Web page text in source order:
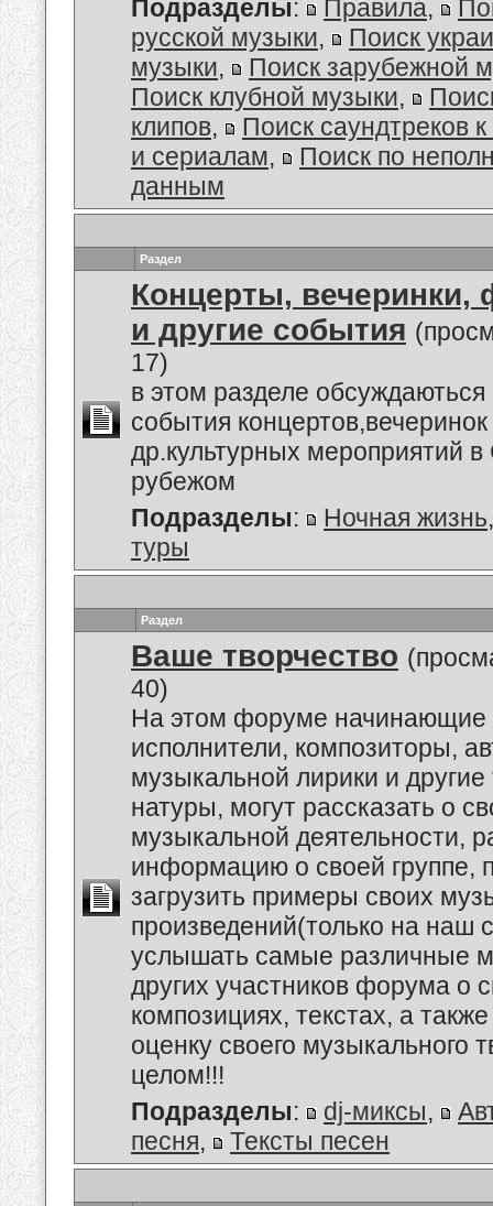
Подразделы: Правила,
русской музыки,
Поиск
музыки,
Поиск зарубежной
Поиск клубной музыки,
клипов,
Поиск саундтреков
и сериалам,
Поиск по
данным
Раздел
Концерты, вечеринки,
и другие события
17)
в этом разделе
события
др.культурных мероприятий
рубежом
Подразделы: Ночная жизнь
туры
Раздел
Ваше творчество
40)
На этом форуме начинающие
исполнители, композиторы,
музыкальной лирики и другие
натуры, могут рассказать о
музыкальной деятельности,
информацию о своей группе,
загрузить примеры своих
произведений(только на наш
услышать самые различные
других участников форума о
композициях, текстах, а
оценку своего музыкального
целом!!!
Подразделы: dj-миксы,
песня, Тексты песен